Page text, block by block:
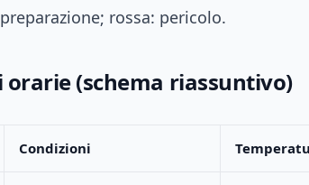
rossa: pericolo.
orarie (schema riassuntivo)
Condizioni